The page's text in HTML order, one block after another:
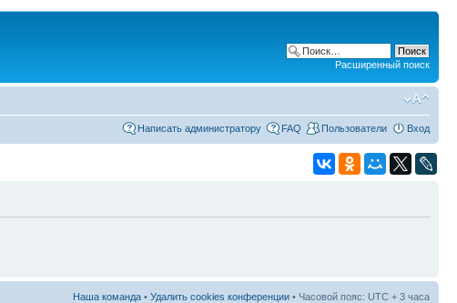
Расширенный поиск
Написать администратору FAQ Пользователи Вход
Наша команда • Удалить cookies конференции • Часовой пояс: UTC + 3 часа